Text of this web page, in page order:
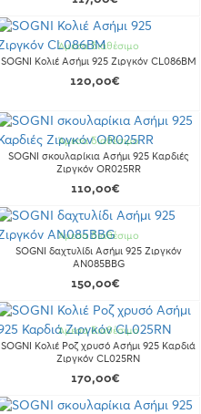
Άμεσα διαθέσιμο
SOGNI Κολιέ Ασήμι 925 Ζιργκόν CL086BM
120,00€
Άμεσα διαθέσιμο
SOGNI σκουλαρίκια Ασήμι 925 Καρδιές
Ζιργκόν OR025RR
110,00€
Άμεσα διαθέσιμο
SOGNI δαχτυλίδι Ασήμι 925 Ζιργκόν
AN085BBG
150,00€
Άμεσα διαθέσιμο
SOGNI Κολιέ Ροζ χρυσό Ασήμι 925 Καρδιά
Ζιργκόν CL025RN
170,00€